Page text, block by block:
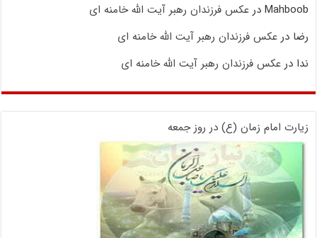
Mahboob درعکس فرزندان رهبر آیت الله خامنه ای
رضا درعکس فرزندان رهبر آیت الله خامنه ای
ندا درعکس فرزندان رهبر آیت الله خامنه ای
زیارت امام زمان (ع) در روز جمعه